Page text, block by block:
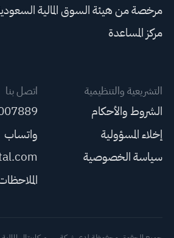
مرخصة من هيئة السوق المالية
مركز المساعدة
التشريعية والتنظيمية
الشروط والأحكام
إخلاء المسؤولية
سياسة الخصوصية
اتصل بنا
واتساب